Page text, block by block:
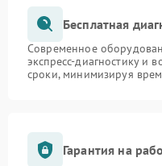
Бесплатная
Современное
экспресс-диагностику и
сроки, минимизируя
Гарантия на